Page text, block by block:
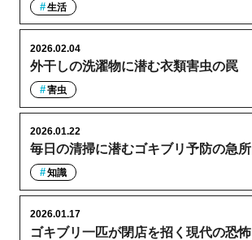
生活
外干しの洗濯物に潜む衣類害虫の罠
2026.02.04
害虫
毎日の清掃に潜むゴキブリ予防の急所
2026.01.22
知識
ゴキブリ一匹が閉店を招く現代の恐怖
2026.01.17